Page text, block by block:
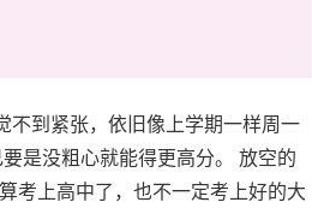
不到紧张，依旧像上学期一样周一
是没粗心就能得更高分。 放空的
考上高中了，也不一定考上好的大